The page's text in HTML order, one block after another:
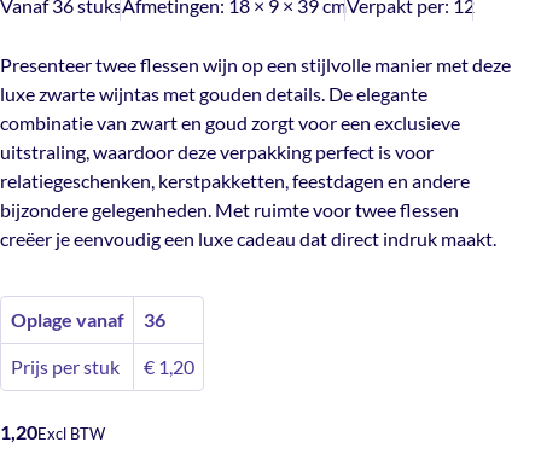
Vanaf 36 stuksAfmetingen: 18 × 9 × 39 cmVerpakt per: 12
Presenteer twee flessen wijn op een stijlvolle manier met deze
luxe zwarte wijntas met gouden details. De elegante
combinatie van zwart en goud zorgt voor een exclusieve
uitstraling, waardoor deze verpakking perfect is voor
relatiegeschenken, kerstpakketten, feestdagen en andere
bijzondere gelegenheden. Met ruimte voor twee flessen
creëer je eenvoudig een luxe cadeau dat direct indruk maakt.
Oplage vanaf 36
Prijs per stuk €1,20
1,20Excl BTW